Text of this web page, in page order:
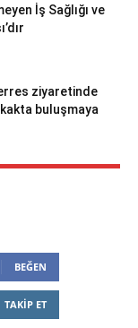
İş Sağlığı ve
ziyaretinde
buluşmaya
BEĞEN
TAKIP ET